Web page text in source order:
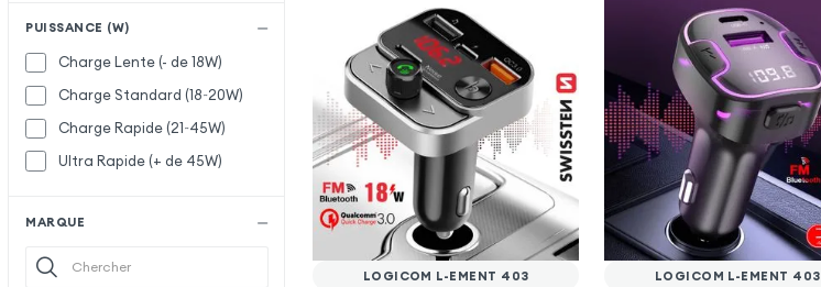
PUISSANCE (W)
Charge Lente (- de 18W)
Charge Standard (18~20W)
Charge Rapide (21~45W)
Ultra Rapide (+ de 45W)
MARQUE
LOGICOM L-EMENT 403 LOGICOM L-EMENT 403